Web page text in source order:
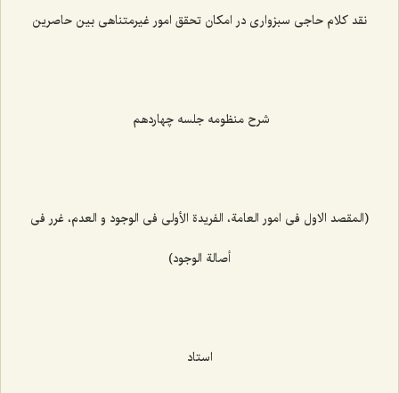
نقد کلام حاجی سبزواری در امکان تحقق امور غیرمتناهی بین حاصرین
شرح منظومه جلسه چهاردهم
(المقصد الاول فی امور العامة، الفریدة الأولی فی الوجود و العدم، غرر فی
أصالة الوجود)
استاد